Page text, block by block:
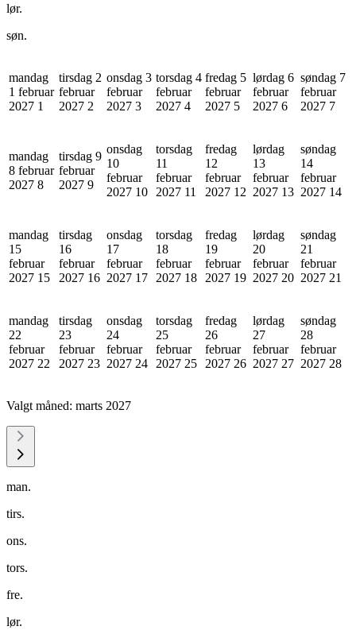
lør.
søn.
mandag
1 februar
2027 1
tirsdag 2
februar
2027 2
onsdag 3
februar
2027 3
torsdag 4
februar
2027 4
fredag 5
februar
2027 5
lørdag 6
februar
2027 6
søndag 7
februar
2027 7
mandag
8 februar
2027 8
tirsdag 9
februar
2027 9
onsdag
10
februar
2027 10
torsdag
11
februar
2027 11
fredag
12
februar
2027 12
lørdag
13
februar
2027 13
søndag
14
februar
2027 14
mandag
15
februar
2027 15
tirsdag
16
februar
2027 16
onsdag
17
februar
2027 17
torsdag
18
februar
2027 18
fredag
19
februar
2027 19
lørdag
20
februar
2027 20
søndag
21
februar
2027 21
mandag
22
februar
2027 22
tirsdag
23
februar
2027 23
onsdag
24
februar
2027 24
torsdag
25
februar
2027 25
fredag
26
februar
2027 26
lørdag
27
februar
2027 27
søndag
28
februar
2027 28
Valgt måned: marts 2027
man.
tirs.
ons.
tors.
fre.
lør.